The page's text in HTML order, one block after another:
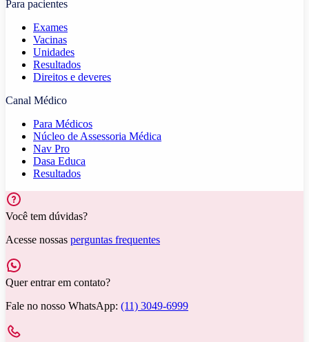
Para pacientes
Exames
Vacinas
Unidades
Resultados
Direitos e deveres
Canal Médico
Para Médicos
Núcleo de Assessoria Médica
Nav Pro
Dasa Educa
Resultados
Você tem dúvidas?
Acesse nossas perguntas frequentes
Quer entrar em contato?
Fale no nosso WhatsApp: (11) 3049-6999